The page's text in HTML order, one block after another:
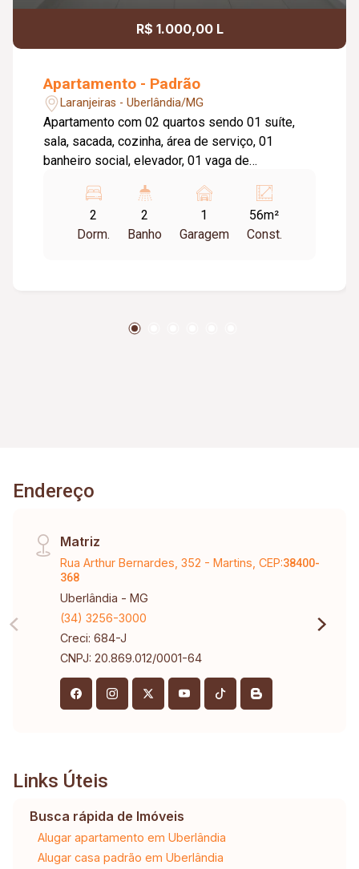
R$ 1.000,00 L
Apartamento - Padrão
Laranjeiras - Uberlândia/MG
Apartamento com 02 quartos sendo 01 suíte,
sala, sacada, cozinha, área de serviço, 01
banheiro social, elevador, 01 vaga de
de festa, playground.
2
Dorm.
2
Banho
1
Garagem
56m²
Const.
Endereço
Matriz
Rua Arthur Bernardes, 352 - Martins, CEP:38400-
368
Uberlândia - MG
(34) 3256-3000
Creci: 684-J
CNPJ: 20.869.012/0001-64
Links Úteis
Busca rápida de Imóveis
Alugar apartamento em Uberlândia
Alugar casa padrão em Uberlândia